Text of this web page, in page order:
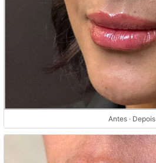
Antes · Depois